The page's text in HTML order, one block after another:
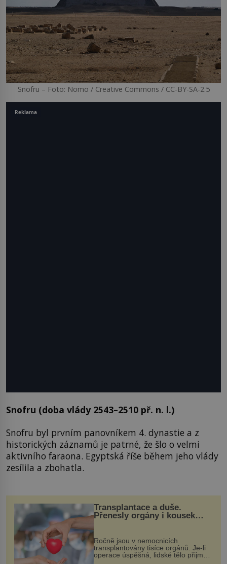
Snofru – Foto: Nomo / Creative Commons / CC-BY-SA-2.5
Snofru (doba vlády 2543–2510 př. n. l.)
Snofru byl prvním panovníkem 4. dynastie a z
historických záznamů je patrné, že šlo o velmi
aktivního faraona. Egyptská říše během jeho vlády
zesílila a zbohatla.
Transplantace a duše.
Přenesly orgány i kousek
Ročně jsou v nemocnicích
transplantovány tisíce orgánů. Je-li
operace úspěšná, lidské tělo přijme
Reklama